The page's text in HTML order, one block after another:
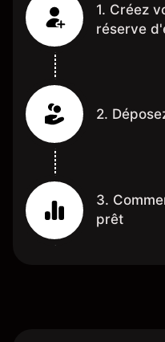
1. Créez
réserve
2.
3.
prêt